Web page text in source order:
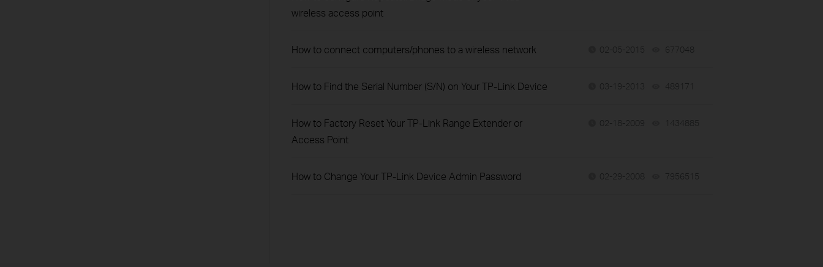
wireless access point
How to connect computers/phones to a wireless network 02-05-2015 677048
How to Find the Serial Number (S/N) on Your TP-Link Device 03-19-2013 489171
How to Factory Reset Your TP-Link Range Extender or
Access Point
02-18-2009 1434885
How to Change Your TP-Link Device Admin Password 02-29-2008 7956515